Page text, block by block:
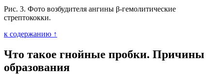
Рис. 3. Фото возбудителя ангины β-гемолитические
стрептококки.
к содержанию ↑
Что такое гнойные пробки. Причины
образования